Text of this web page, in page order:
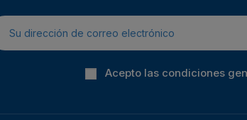
Acepto las condiciones